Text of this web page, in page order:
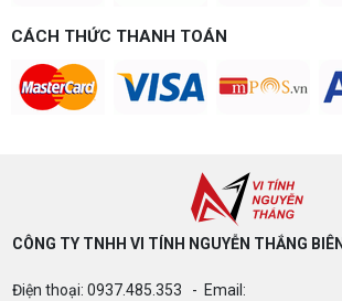
Build PC gaming theo
Intel/AMD và tránh sai
phí tại Vi tính Nguyễn
PLUS – NHẬN
quyền ( Vi tính Nguyễn
CÁCH THỨC THANH TOÁN
CÔNG TY TNHH VI TÍNH NGUYỄN THẮNG
Điện thoại: 0937.485.353 - Email: